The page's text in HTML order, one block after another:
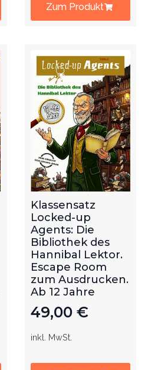
Zum Produkt
Klassensatz
Locked-up
Agents: Die
Bibliothek des
Hannibal Lektor.
Escape Room
zum Ausdrucken.
Ab 12 Jahre
49,00 €
inkl. MwSt.